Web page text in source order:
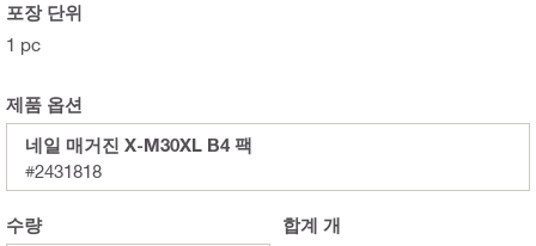
포장 단위
1 pc
제품 옵션
네일 매거진 X-M30XL B4 팩
#2431818
수량 합계 개